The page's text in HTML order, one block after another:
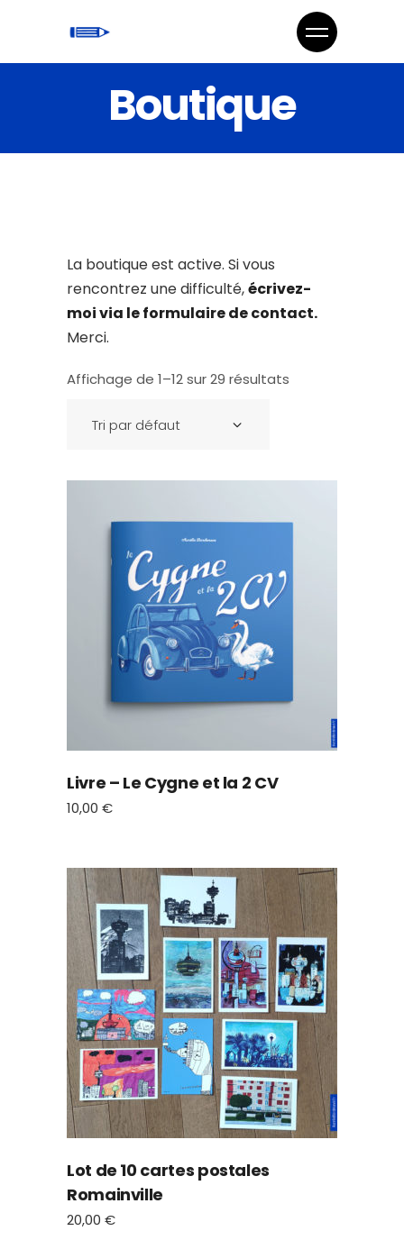
Boutique
La boutique est active. Si vous
rencontrez une difficulté,écrivez-
moi via le formulaire de contact.
Merci.
Affichage de 1–12 sur 29 résultats
Tri par défaut
Livre – Le Cygne et la 2 CV
10,00 €
Lot de 10 cartes postales
Romainville
20,00 €